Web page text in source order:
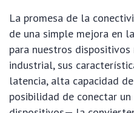
La promesa de la
de una simple mejora en
para nuestros
industrial, sus
latencia, alta capacidad
posibilidad de conectar